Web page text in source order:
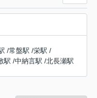
/常盤駅 /栄駅 /
駅 /中納言駅 /北長瀬駅